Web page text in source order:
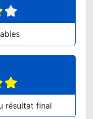
résultat final